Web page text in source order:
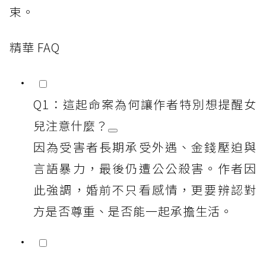
束。
精華 FAQ
Q1：這起命案為何讓作者特別想提醒女
兒注意什麼？
因為受害者長期承受外遇、金錢壓迫與
言語暴力，最後仍遭公公殺害。作者因
此強調，婚前不只看感情，更要辨認對
方是否尊重、是否能一起承擔生活。